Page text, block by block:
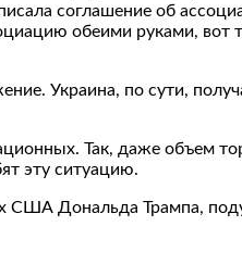
соглашение об
обеими руками, вот
Украина, по сути,
Так, даже объем
эту ситуацию.
США Дональда Трампа,